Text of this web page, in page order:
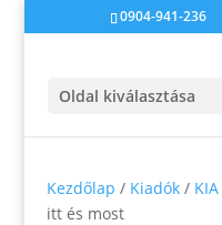
0904-941-236
Oldal kiválasztása
Kezdőlap / Kiadók / KIA
itt és most